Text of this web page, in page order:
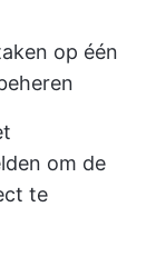
op één
om de
te